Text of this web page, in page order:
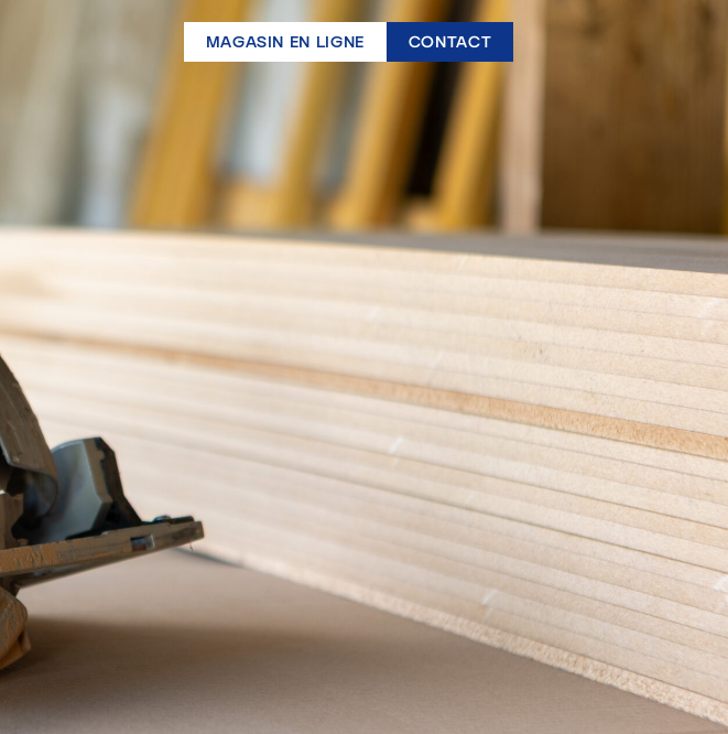
MAGASIN EN LIGNE CONTACT